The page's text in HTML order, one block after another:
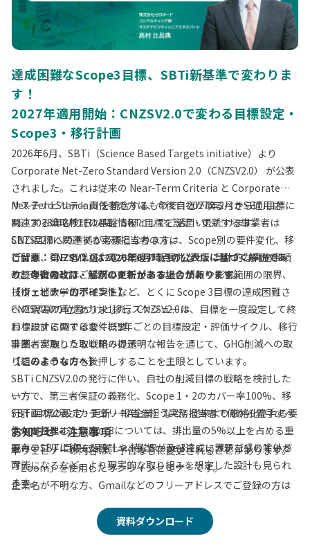
達成困難なScope3目標、SBTi新基準で変わりま
す！
2027年適用開始：CNZSV2.0で変わる目標設定・
Scope3・移行計画
2026年6月、SBTi（Science Based Targets initiative）より
Corporate Net-Zero Standard Version 2.0（CNZSV2.0） が公表
されました。これは従来の Near-Term Criteria と Corporate
Net-Zero Standard を統合するもので、2027年2月から適用さ
れ、2028年2月1日以降、SBTi目標を設定・更新する事業者は
CNZSV2.0への準拠が必須となります。
改訂の背景には、サプライチェーン上の情報や影響範囲の限界、
技術・地政学的不確実性など、とくに Scope 3目標の達成困難さ
への現場の声がありました。CNZSV2.0は、目標を一度設定して終
わりにするのではなく、5年ごとの目標設定・評価サイクル、移行
計画、実施した取り組みの透明な報告を通じて、GHG削減への取
り組みそのものを後押しすることを主眼としています。
一方で、第三者保証の義務化、Scope 1・2のカバー率100%、移
行計画の公表（カテゴリーA企業）など、従来より厳格化される要
件もあります。Scope 3については、排出量の5%以上を占める重
要カテゴリに絞った設計や、影響が及びにくいカテゴリの除外が
可能になるなど、より現実的な取り組みを想定した設計も見られ
ます。
本ウェビナーでは、ゼロボードのコンサルタント 高村が公表文書
をもとに整理した CNZSV2.0の全体像 を、制度の位置づけ、企業
サステナビリティ責任者の方は、今後自社が取るべきSBTi目標に
関連する戦略検討の基盤情報としてご活用いただけます。
SBTi目標に関連する実務担当者の方は、Scope別の要件変化、移
行計画、第三者保証や電力関連の新要件など、具体的な実施事項
の整理に向けてご活用いただけます。
ご留意：CNZSV2.0は2026年6月時点の公表版に基づく解説であ
り、今後の改訂・解釈の更新がある場合があります。
【ウェビナーのポイント】
CNZSV2.0の位置づけと移行スケジュール
目標設計に関する要件概要
事業者が取りうる戦略の提示
【このような方へ】
SBTi CNZSV2.0の発行に伴い、自社の削減目標の戦略を検討した
い方
SBTi目標の設定・更新・報告を担う実務担当者で何から着手すべ
きかを整理したい方
既存のSBTi目標を保有し、特にScope 3達成に課題を感じている
方
お知らせ・注意事項
本ウェビナーの内容は、予告なしに変更されることがあります。
「Zoom」を使用したオンラインセミナーです。
企業名が不明な方、Gmailなどのフリーアドレスでご登録の方は
当社と競合・同業にあたる企業の方、個人としての参加はお断り
をさせていただきます。
資料ダウンロード